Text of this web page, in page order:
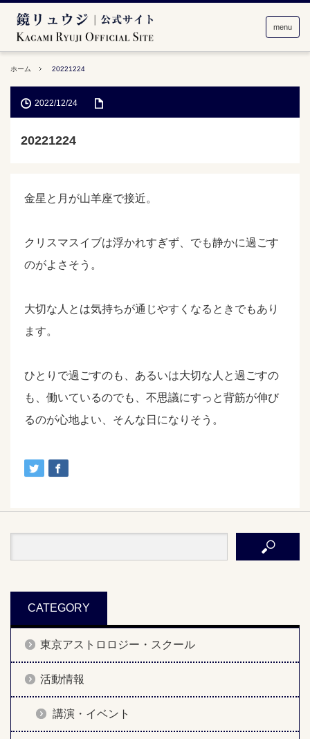
menu
ホーム 20221224
2022/12/24
20221224
金星と月が山羊座で接近。
クリスマスイブは浮かれすぎず、でも静かに過ごす
のがよさそう。
大切な人とは気持ちが通じやすくなるときでもあり
ます。
ひとりで過ごすのも、あるいは大切な人と過ごすの
も、働いているのでも、不思議にすっと背筋が伸び
るのが心地よい、そんな日になりそう。
CATEGORY
東京アストロロジー・スクール
活動情報
講演・イベント